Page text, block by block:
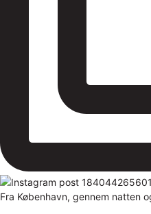
Fra København, gennem natten